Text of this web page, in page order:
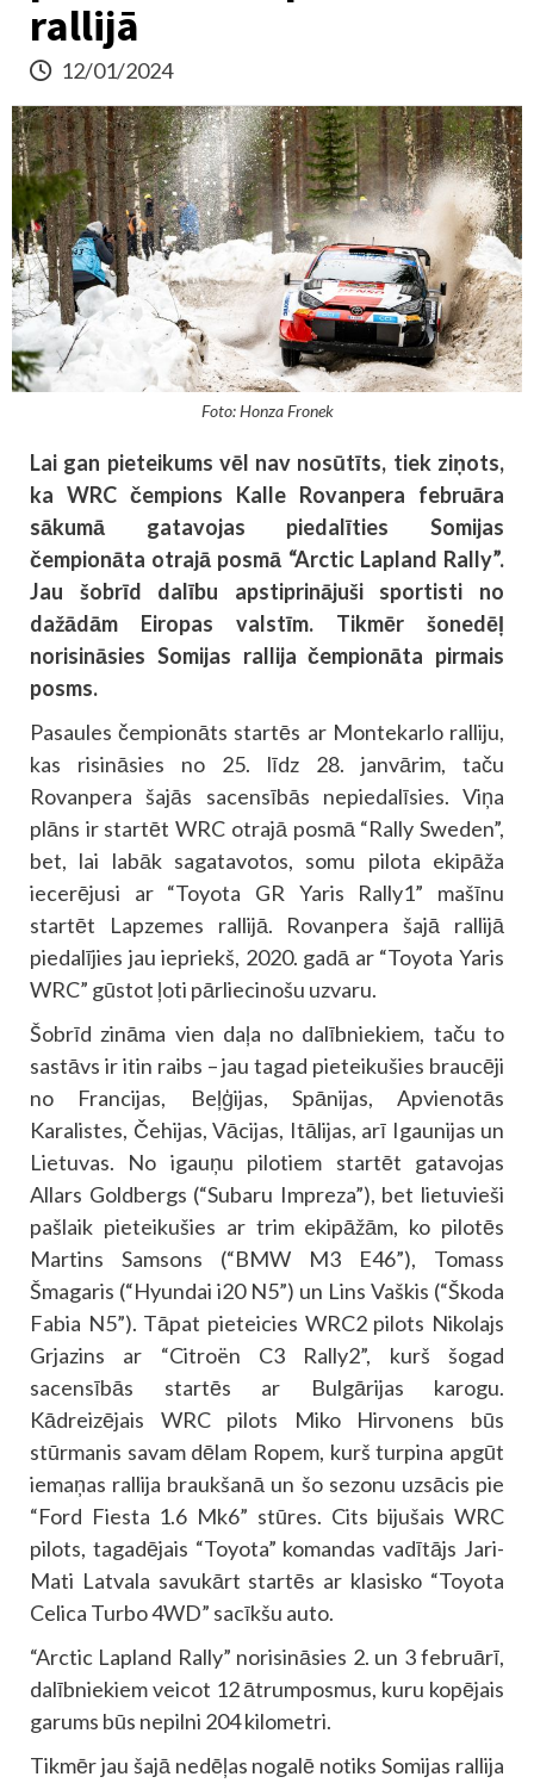
rallijā
12/01/2024
Foto: Honza Fronek
Lai gan pieteikums vēl nav nosūtīts, tiek ziņots,
ka WRC čempions Kalle Rovanpera februāra
sākumā gatavojas piedalīties Somijas
čempionāta otrajā posmā “Arctic Lapland Rally”.
Jau šobrīd dalību apstiprinājuši sportisti no
dažādām Eiropas valstīm. Tikmēr šonedēļ
norisināsies Somijas rallija čempionāta pirmais
posms.
Pasaules čempionāts startēs ar Montekarlo ralliju,
kas risināsies no 25. līdz 28. janvārim, taču
Rovanpera šajās sacensībās nepiedalīsies. Viņa
plāns ir startēt WRC otrajā posmā “Rally Sweden”,
bet, lai labāk sagatavotos, somu pilota ekipāža
iecerējusi ar “Toyota GR Yaris Rally1” mašīnu
startēt Lapzemes rallijā. Rovanpera šajā rallijā
piedalījies jau iepriekš, 2020. gadā ar “Toyota Yaris
WRC” gūstot ļoti pārliecinošu uzvaru.
Šobrīd zināma vien daļa no dalībniekiem, taču to
sastāvs ir itin raibs – jau tagad pieteikušies braucēji
no Francijas, Beļģijas, Spānijas, Apvienotās
Karalistes, Čehijas, Vācijas, Itālijas, arī Igaunijas un
Lietuvas. No igauņu pilotiem startēt gatavojas
Allars Goldbergs (“Subaru Impreza”), bet lietuvieši
pašlaik pieteikušies ar trim ekipāžām, ko pilotēs
Martins Samsons (“BMW M3 E46”), Tomass
Šmagaris (“Hyundai i20 N5”) un Lins Vaškis (“Škoda
Fabia N5”). Tāpat pieteicies WRC2 pilots Nikolajs
Grjazins ar “Citroën C3 Rally2”, kurš šogad
sacensībās startēs ar Bulgārijas karogu.
Kādreizējais WRC pilots Miko Hirvonens būs
stūrmanis savam dēlam Ropem, kurš turpina apgūt
iemaņas rallija braukšanā un šo sezonu uzsācis pie
“Ford Fiesta 1.6 Mk6” stūres. Cits bijušais WRC
pilots, tagadējais “Toyota” komandas vadītājs Jari-
Mati Latvala savukārt startēs ar klasisko “Toyota
Celica Turbo 4WD” sacīkšu auto.
“Arctic Lapland Rally” norisināsies 2. un 3 februārī,
dalībniekiem veicot 12 ātrumposmus, kuru kopējais
garums būs nepilni 204 kilometri.
Tikmēr jau šajā nedēļas nogalē notiks Somijas rallija